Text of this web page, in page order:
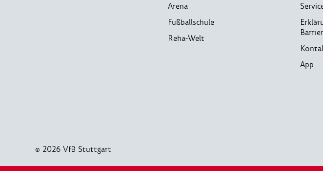
Arena
Fußballschule
Reha-Welt
App
© 2026 VfB Stuttgart